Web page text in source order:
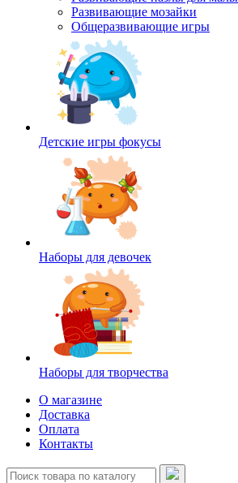
Развивающие мозайки
Общеразвивающие игры
Детские игры фокусы
Наборы для девочек
Наборы для творчества
О магазине
Доставка
Оплата
Контакты